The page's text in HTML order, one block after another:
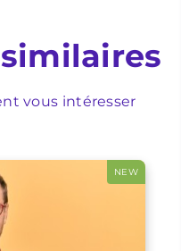
vous intéresser
NEW